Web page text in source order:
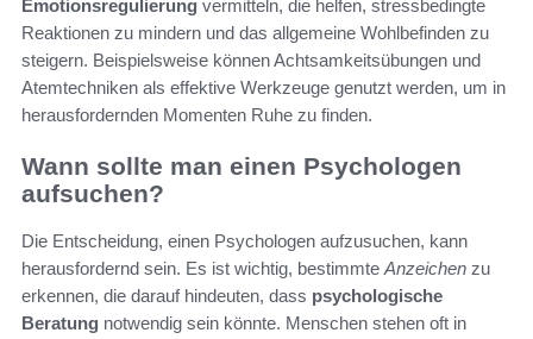
Emotionsregulierung vermitteln, die helfen, stressbedingte
Reaktionen zu mindern und das allgemeine Wohlbefinden zu
steigern. Beispielsweise können Achtsamkeitsübungen und
Atemtechniken als effektive Werkzeuge genutzt werden, um in
herausfordernden Momenten Ruhe zu finden.
Wann sollte man einen Psychologen
aufsuchen?
Die Entscheidung, einen Psychologen aufzusuchen, kann
herausfordernd sein. Es ist wichtig, bestimmteAnzeichen zu
erkennen, die darauf hindeuten, dass psychologische
Beratung notwendig sein könnte. Menschen stehen oft in